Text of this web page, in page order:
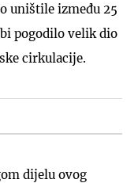
uništile između 25
pogodilo velik dio
cirkulacije.
dijelu ovog